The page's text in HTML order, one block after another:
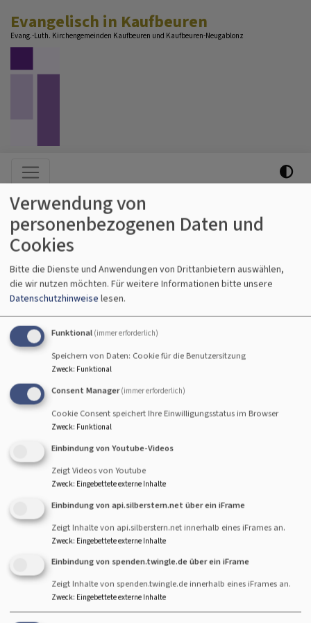
zum
Inhalt
Evangelisch in Kaufbeuren
Evang.-Luth. Kirchengemeinden Kaufbeuren und Kaufbeuren-Neugablonz
Hauptnavigation
Startseite Christuskirche Neugablonz Bildergalerie
Bildergalerie
Hier finden Sie bildliche Eindrücke aus unserer
Gemeinde.
Konfirmation 2021/2022
Festgottesdienst zur Ordination Tobias Zeeb
Weltgebetstag 2022
Verabschiedung von Lektor Robert Laufenberg
Konfirmation 2020
Weltgebetstag 2020
Rundfunkgottesdienst im Oktober 2019
Verabschiedung von Pfarrer Wolfgang Krikkay
Verwendung von
personenbezogenen Daten und
Cookies
Bitte die Dienste und Anwendungen von Drittanbietern auswählen,
die wir nutzen möchten. Für weitere Informationen bitte unsere
Datenschutzhinweise lesen.
Funktional (immer erforderlich)
Speichern von Daten: Cookie für die Benutzersitzung
Zweck: Funktional
Consent Manager (immer erforderlich)
Cookie Consent speichert Ihre Einwilligungsstatus im Browser
Zweck: Funktional
Einbindung von Youtube-Videos
Zeigt Videos von Youtube
Zweck: Eingebettete externe Inhalte
Einbindung von api.silberstern.net über ein iFrame
Zeigt Inhalte von api.silberstern.net innerhalb eines iFrames an.
Zweck: Eingebettete externe Inhalte
Einbindung von spenden.twingle.de über ein iFrame
Zeigt Inhalte von spenden.twingle.de innerhalb eines iFrames an.
Zweck: Eingebettete externe Inhalte